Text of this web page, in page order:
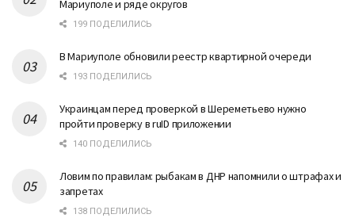
Мариуполе и ряде округов
199 ПОДЕЛИЛИСЬ
В Мариуполе обновили реестр квартирной очереди
193 ПОДЕЛИЛИСЬ
Украинцам перед проверкой в Шереметьево нужно
пройти проверку в ruID приложении
140 ПОДЕЛИЛИСЬ
Ловим по правилам: рыбакам в ДНР напомнили о штрафах и
запретах
138 ПОДЕЛИЛИСЬ